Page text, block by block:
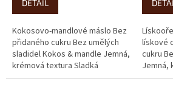
DETAIL
Kokosovo-mandlové máslo Bez
přidaného cukru Bez umělých
sladidel Kokos & mandle Jemná,
krémová textura Sladká
kokosová vůně a mandlová...
lískové
cukru
Jemná,